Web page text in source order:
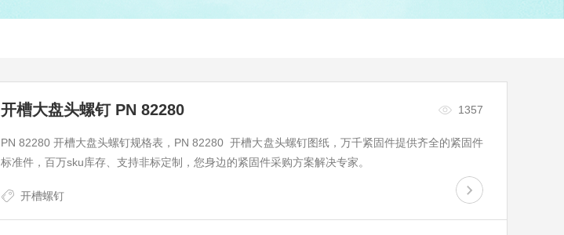
开槽大盘头螺钉 PN 82280 1357
PN 82280 开槽大盘头螺钉规格表，PN 82280 开槽大盘头螺钉图纸，万千紧固件提供齐全的紧固件
标准件，百万sku库存、支持非标定制，您身边的紧固件采购方案解决专家。
开槽螺钉